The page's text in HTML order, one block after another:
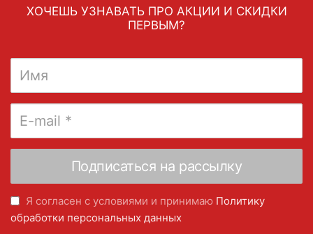
ХОЧЕШЬ УЗНАВАТЬ ПРО АКЦИИ И СКИДКИ
ПЕРВЫМ?
Я согласен с условиями и принимаю Политику
обработки персональных данных